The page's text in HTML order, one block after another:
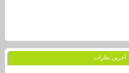
آخرين نظرات